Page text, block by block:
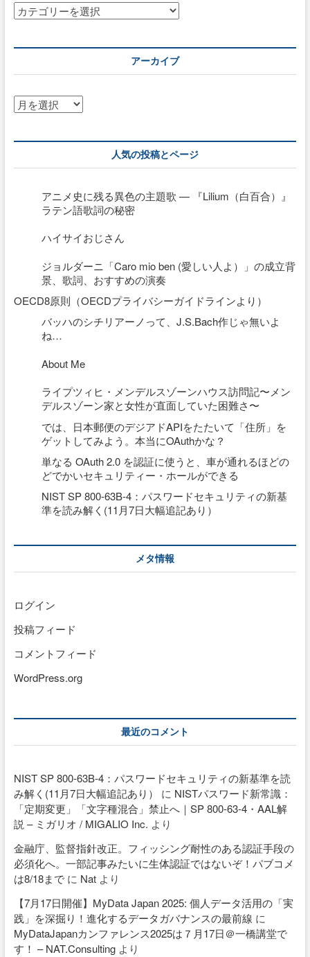
カ
テ
アーカイブ
ア
ー
人気の投稿とページ
アニメ史に残る異色の主題歌 — 『Lilium（白百合）』
ラテン語歌詞の秘密
ハイサイおじさん
ジョルダーニ「Caro mio ben (愛しい人よ）」の成立背
景、歌詞、おすすめの演奏
OECD8原則（OECDプライバシーガイドラインより）
バッハのシチリアーノって、J.S.Bach作じゃ無いよ
ね…
About Me
ライプツィヒ・メンデルスゾーンハウス訪問記〜メン
デルスゾーン家と女性が直面していた困難さ〜
では、日本郵便のデジアドAPIをたたいて「住所」を
ゲットしてみよう。本当にOAuthかな？
単なる OAuth 2.0 を認証に使うと、車が通れるほどの
どでかいセキュリティー・ホールができる
NIST SP 800-63B-4：パスワードセキュリティの新基
準を読み解く(11月7日大幅追記あり）
メタ情報
ログイン
投稿フィード
コメントフィード
WordPress.org
最近のコメント
NIST SP 800-63B-4：パスワードセキュリティの新基準を読
み解く(11月7日大幅追記あり）
に NISTパスワード新常識：
「定期変更」「文字種混合」禁止へ｜SP 800-63-4・AAL解
説 – ミガリオ / MIGALIO Inc. より
金融庁、監督指針改正。フィッシング耐性のある認証手段の
必須化へ。一部記事みたいに生体認証ではないぞ！パブコメ
は8/18までに Natより
【7月17日開催】MyData Japan 2025: 個人データ活用の「実
践」を深掘り！進化するデータガバナンスの最前線 に
MyDataJapanカンファレンス2025は７月17日＠一橋講堂で
す！ – NAT.Consultingより